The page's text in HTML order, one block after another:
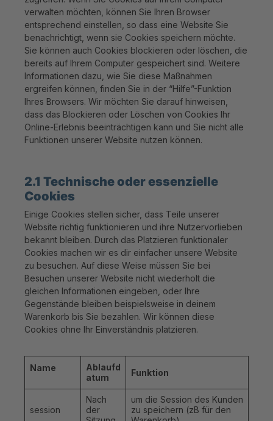
verwalten möchten, können Sie Ihren Browser
entsprechend einstellen, so dass eine Website Sie
benachrichtigt, wenn sie Cookies speichern möchte.
Sie können auch Cookies blockieren oder löschen, die
bereits auf Ihrem Computer gespeichert sind. Weitere
Informationen dazu, wie Sie diese Maßnahmen
ergreifen können, finden Sie in der “Hilfe”-Funktion
Ihres Browsers. Wir möchten Sie darauf hinweisen,
dass das Blockieren oder Löschen von Cookies Ihr
Online-Erlebnis beeinträchtigen kann und Sie nicht alle
Funktionen unserer Website nutzen können.
2.1 Technische oder essenzielle
Cookies
Einige Cookies stellen sicher, dass Teile unserer
Website richtig funktionieren und ihre Nutzervorlieben
bekannt bleiben. Durch das Platzieren funktionaler
Cookies machen wir es dir einfacher unsere Website
zu besuchen. Auf diese Weise müssen Sie bei
Besuchen unserer Website nicht wiederholt die
gleichen Informationen eingeben, oder Ihre
Gegenstände bleiben beispielsweise in deinem
Warenkorb bis Sie bezahlen. Wir können diese
Cookies ohne Ihr Einverständnis platzieren.
Name
Ablaufd
atum
Funktion
session
Nach
der
um die Session des Kunden
zu speichern (zB für den